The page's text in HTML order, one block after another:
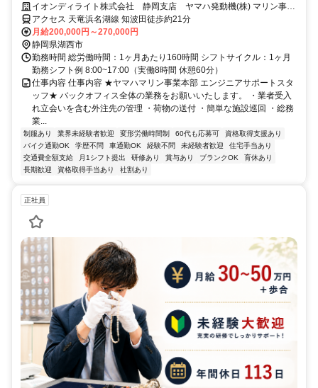
募集しています◎ 月給20～27万円+各種手当
イオンディライト株式会社 静岡支店 ヤマハ発動機(株) マリン事業
本部
アクセス 天竜浜名湖線 知波田徒歩約21分
月給200,000円～270,000円
静岡県湖西市
勤務時間 総労働時間：1ヶ月あたり160時間 シフトサイクル：1ヶ月
勤務シフト例 8:00~17:00（実働8時間 休憩60分）
仕事内容 仕事内容 ★ヤマハマリン事業本部 エンジニアサポートスタ
ッフ★ バックオフィス全体の業務をお願いいたします。 ・業者受入
れ立会いを含む外注先の管理 ・荷物の送付 ・簡単な施設巡回 ・総務
業...
制服あり 業界未経験者歓迎 変形労働時間制 60代も応募可
資格取得支援あり
バイク通勤OK
学歴不問 車通勤OK 経験不問 未経験者歓迎
住宅手当あり
交通費全額支給
月1シフト提出 研修あり 賞与あり ブランクOK
育休あり
長期歓迎
資格取得手当あり 社割あり
正社員